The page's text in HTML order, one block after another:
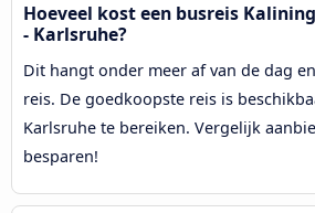
Hoeveel kost een busreis
- Karlsruhe?
Dit hangt onder meer af van de dag
reis. De goedkoopste reis is
Karlsruhe te bereiken. Vergelijk
besparen!